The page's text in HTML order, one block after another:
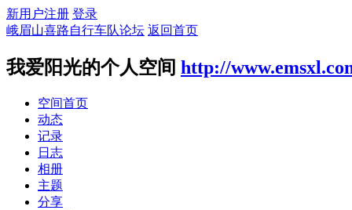
新用户注册 登录
峨眉山喜路自行车队论坛 返回首页
我爱阳光的个人空间 http://
空间首页
动态
记录
日志
相册
主题
分享